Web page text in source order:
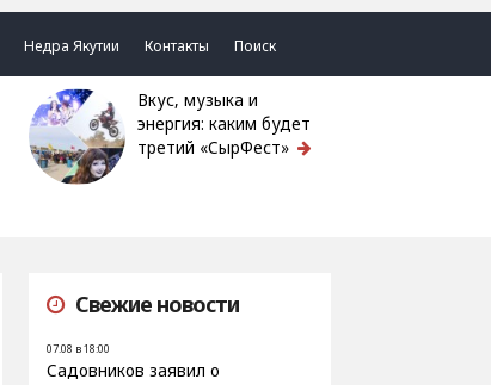
Недра Якутии Контакты Поиск
Вкус, музыка и
энергия: каким будет
третий «СырФест»
Свежие новости
07.08 в 18:00
Садовников заявил о